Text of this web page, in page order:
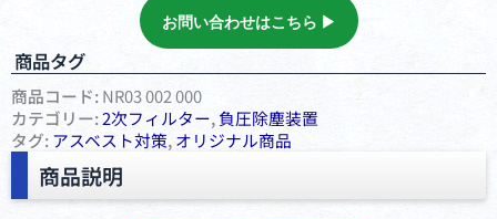
お問い合わせはこちら ▶︎
商品タグ
商品コード:NR03 002 000
カテゴリー:2次フィルター,負圧除塵装置
タグ:アスベスト対策,オリジナル商品
商品説明